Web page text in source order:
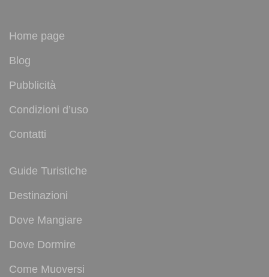
Home page
Blog
Pubblicità
Condizioni d’uso
Contatti
Guide Turistiche
Destinazioni
Dove Mangiare
Dove Dormire
Come Muoversi